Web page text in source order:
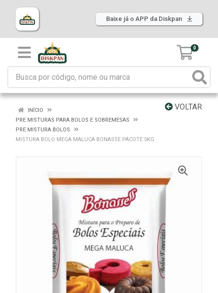
Baixe já o APP da Diskpan
0
VOLTAR
INÍCIO
PRE MISTURAS PARA BOLOS E SOBREMESAS
PRE MISTURA BOLOS
MISTURA BOLO MEGA MALUCA BONASSE PACOTE 5KG